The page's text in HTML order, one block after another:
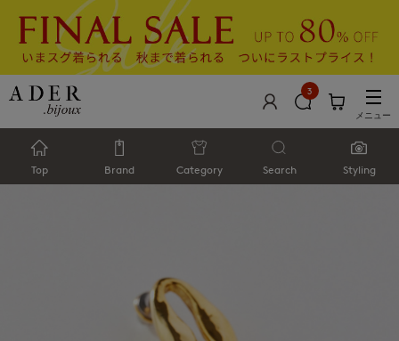
3
メニュー
Top Brand Category Search Styling